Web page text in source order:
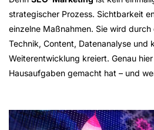
strategischer Prozess. Sichtbarkeit
einzelne Maßnahmen. Sie wird durch
Technik, Content, Datenanalyse und
Weiterentwicklung kreiert. Genau
Hausaufgaben gemacht hat – und